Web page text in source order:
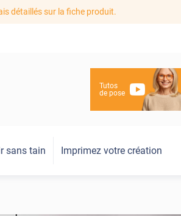
détaillés sur la fiche produit.
Tutos
de pose
sans tain Imprimez votre création